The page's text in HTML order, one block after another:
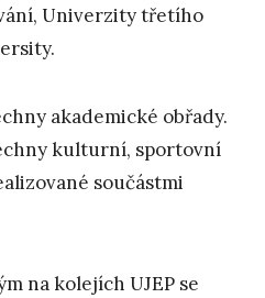
Univerzity třetího
akademické obřady.
kulturní, sportovní
součástmi
na kolejích UJEP se